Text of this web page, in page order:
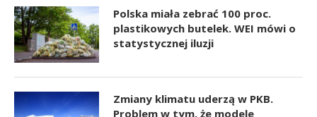
Polska miała zebrać 100 proc.
plastikowych butelek. WEI mówi o
statystycznej iluzji
Zmiany klimatu uderzą w PKB.
Problem w tym, że modele